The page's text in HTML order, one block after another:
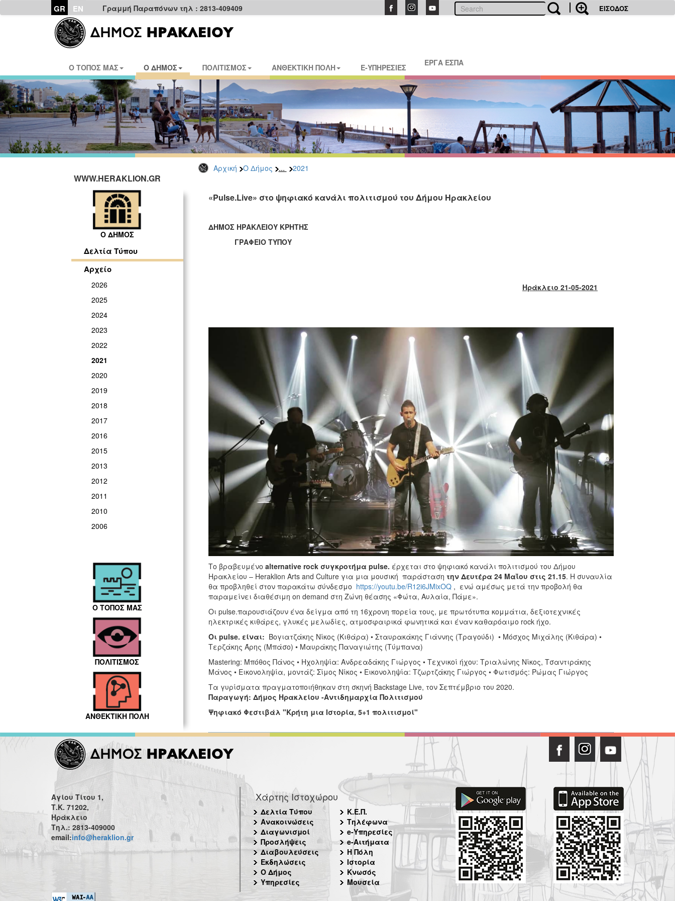
GR EN Γραμμή Παραπόνων τηλ : 2813-409409 ΕΙΣΟΔΟΣ
Ο ΤΟΠΟΣ ΜΑΣ Ο ΔΗΜΟΣ ΠΟΛΙΤΙΣΜΟΣ ΑΝΘΕΚΤΙΚΗ ΠΟΛΗ E-ΥΠΗΡΕΣΙΕΣ ΕΡΓΑ ΕΣΠΑ
Αρχική Ο Δήμος ... 2021
WWW.HERAKLION.GR
Ο ΔΗΜΟΣ
Δελτία Τύπου
Αρχείο
2026
2025
2024
2023
2022
2021
2020
2019
2018
2017
2016
2015
2013
2012
2011
2010
2006
Ο ΤΟΠΟΣ ΜΑΣ
ΠΟΛΙΤΙΣΜΟΣ
ΑΝΘΕΚΤΙΚΗ ΠΟΛΗ
«Pulse.Live» στο ψηφιακό κανάλι πολιτισμού του Δήμου Ηρακλείου
ΔΗΜΟΣ ΗΡΑΚΛΕΙΟΥ ΚΡΗΤΗΣ
ΓΡΑΦΕΙΟ ΤΥΠΟΥ
Ηράκλειο 21-05-2021
Το βραβευμένο alternative rock συγκροτήμα pulse. έρχεται στο ψηφιακό κανάλι πολιτισμού του Δήμου
Ηρακλείου – Heraklion Arts and Culture για μια μουσική παράσταση την Δευτέρα 24 Μαΐου στις 21.15. Η συναυλία
θα προβληθεί στον παρακάτω σύνδεσμο https://youtu.be/R12i6JMixOQ, ενώ αμέσως μετά την προβολή θα
παραμείνει διαθέσιμη on demand στη Ζώνη θέασης «Φώτα, Αυλαία, Πάμε».
Οι pulse.παρουσιάζουν ένα δείγμα από τη 16χρονη πορεία τους, με πρωτότυπα κομμάτια, δεξιοτεχνικές
ηλεκτρικές κιθάρες, γλυκές μελωδίες, ατμοσφαιρικά φωνητικά και έναν καθαρόαιμο rock ήχο.
Οι pulse. είναι: Βογιατζάκης Νίκος (Κιθάρα) • Σταυρακάκης Γιάννης (Τραγούδι) • Μόσχος Μιχάλης (Κιθάρα) •
Τερζάκης Άρης (Μπάσο) • Μαυράκης Παναγιώτης (Τύμπανα)
Μastering: Μπόθος Πάνος • Ηχοληψία: Ανδρεαδάκης Γιώργος • Τεχνικοί ήχου: Τριαλώνης Νίκος, Τσαντιράκης
Μάνος • Εικονοληψία, μοντάζ: Σίμος Νίκος • Εικονοληψία: Τζωρτζάκης Γιώργος • Φωτισμός: Ρώμας Γιώργος
Τα γυρίσματα πραγματοποιήθηκαν στη σκηνή Backstage Live, τον Σεπτέμβριο του 2020.
Παραγωγή: Δήμος Ηρακλείου -Αντιδημαρχία Πολιτισμού
Ψηφιακό Φεστιβάλ "Κρήτη μια Ιστορία, 5+1 πολιτισμοί"
Αγίου Τίτου 1,
Τ.Κ. 71202,
Ηράκλειο
Τηλ.: 2813-409000
email:info@heraklion.gr
Χάρτης Ιστοχώρου
Δελτία Τύπου
Ανακοινώσεις
Διαγωνισμοί
Προσλήψεις
Διαβουλεύσεις
Εκδηλώσεις
Ο Δήμος
Υπηρεσίες
Κ.Ε.Π.
Τηλέφωνα
e-Υπηρεσίες
e-Αιτήματα
Η Πόλη
Ιστορία
Κνωσός
Μουσεία